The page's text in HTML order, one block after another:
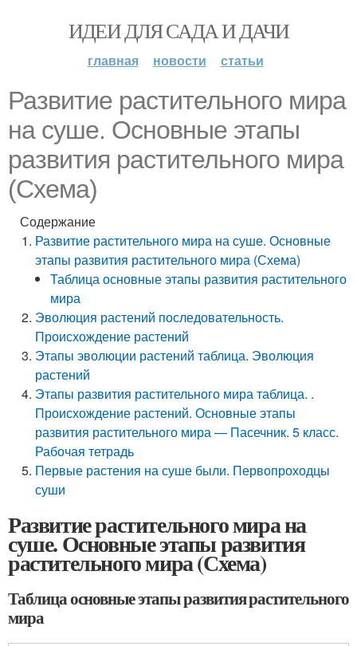
ИДЕИ ДЛЯ САДА И ДАЧИ
главная новости статьи
Развитие растительного мира
на суше. Основные этапы
развития растительного мира
(Схема)
Содержание
Развитие растительного мира на суше. Основные
этапы развития растительного мира (Схема)
Таблица основные этапы развития растительного
мира
Эволюция растений последовательность.
Происхождение растений
Этапы эволюции растений таблица. Эволюция
растений
Этапы развития растительного мира таблица. .
Происхождение растений. Основные этапы
развития растительного мира — Пасечник. 5 класс.
Рабочая тетрадь
Первые растения на суше были. Первопроходцы
суши
Развитие растительного мира на
суше. Основные этапы развития
растительного мира (Схема)
Таблица основные этапы развития растительного
мира